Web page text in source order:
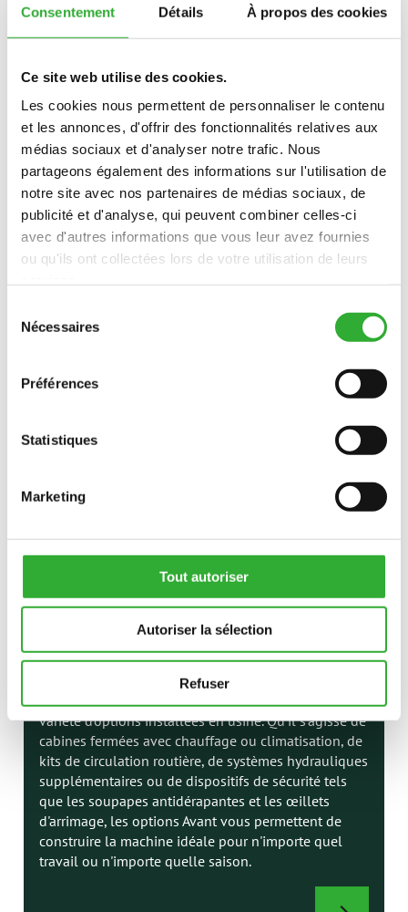
Consentement Détails À propos des cookies
Ce site web utilise des cookies.
Les cookies nous permettent de personnaliser le contenu
et les annonces, d'offrir des fonctionnalités relatives aux
médias sociaux et d'analyser notre trafic. Nous
partageons également des informations sur l'utilisation de
notre site avec nos partenaires de médias sociaux, de
publicité et d'analyse, qui peuvent combiner celles-ci
avec d'autres informations que vous leur avez fournies
ou qu'ils ont collectées lors de votre utilisation de leurs
Nécessaires
Préférences
Statistiques
Marketing
Tout autoriser
Autoriser la sélection
Refuser
A449672
DÉSHERBEUR
HYDRAULIQUE
A445931
DÉSHERBEUR
1800
ORIENTATION
HYDRAULIQUE
CONTACTEZ-NOUS
OPTIONS DE CHARGEUR
Personnalisez votre chargeur Avant en fonction de
vos besoins de travail et de confort grâce à une
variété d'options installées en usine. Qu'il s'agisse de
cabines fermées avec chauffage ou climatisation, de
kits de circulation routière, de systèmes hydrauliques
supplémentaires ou de dispositifs de sécurité tels
que les soupapes antidérapantes et les œillets
d'arrimage, les options Avant vous permettent de
construire la machine idéale pour n'importe quel
travail ou n'importe quelle saison.